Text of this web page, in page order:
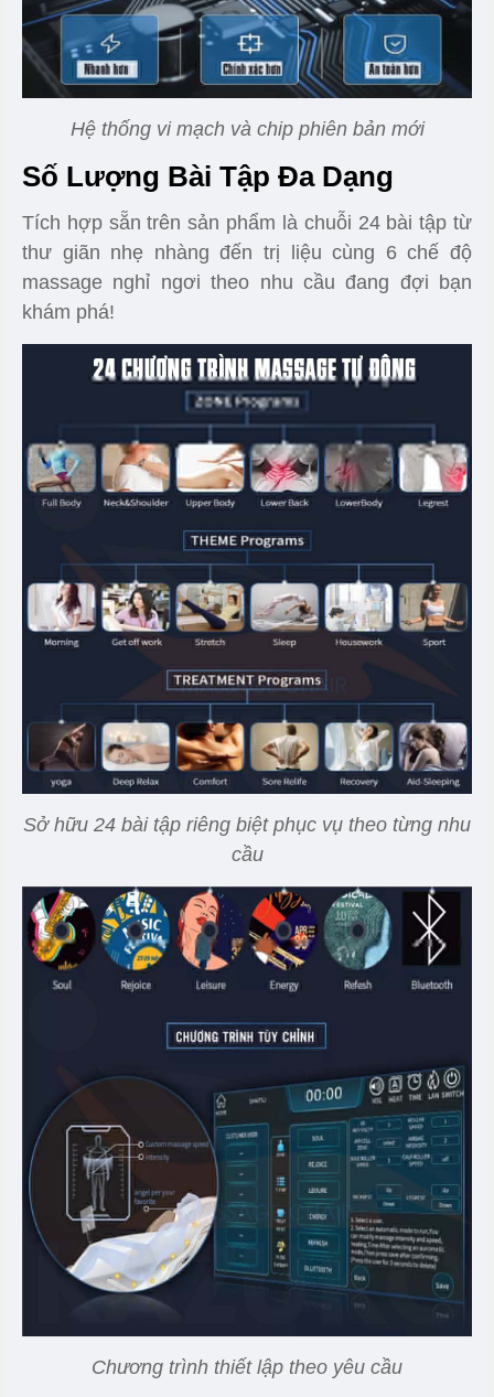
Hệ thống vi mạch và chip phiên bản mới
Số Lượng Bài Tập Đa Dạng
Tích hợp sẵn trên sản phẩm là chuỗi 24 bài tập từ
thư giãn nhẹ nhàng đến trị liệu cùng 6 chế độ
massage nghỉ ngơi theo nhu cầu đang đợi bạn
khám phá!
Sở hữu 24 bài tập riêng biệt phục vụ theo từng nhu
cầu
Chương trình thiết lập theo yêu cầu